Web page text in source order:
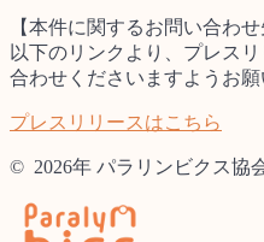
【本件に関するお問い合わせ
以下のリンクより、プレス
合わせくださいますようお願
プレスリリースはこちら
© 2026年 パラリンビクス協